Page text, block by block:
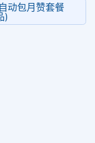
动包月赞套餐
)